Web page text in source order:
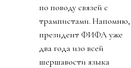
по поводу связей с
трампистами. Напомню,
президент ФИФА уже
два года изо всей
шершавости языка